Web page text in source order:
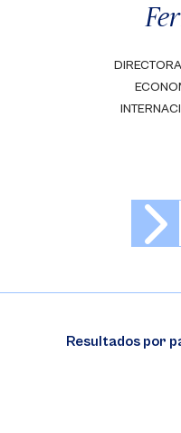
Resultados por